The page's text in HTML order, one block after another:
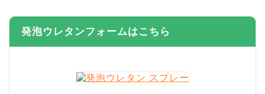
発泡ウレタンフォームはこちら